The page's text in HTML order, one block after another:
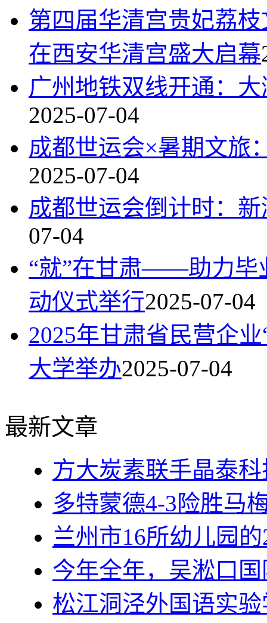
第四届华清宫贵妃荔
在西安华清宫盛大启幕
广州地铁双线开通：
2025-07-04
成都世运会×暑期文旅
2025-07-04
成都世运会倒计时：
07-04
“就”在甘肃——助力毕
动仪式举行2025-07-04
2025年甘肃省民营企
大学举办2025-07-04
最新文章
方大炭素联手晶泰
多特蒙德4-3险胜马
兰州市16所幼儿园
今年全年，吴淞口
松江洞泾外国语实